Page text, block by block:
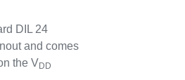
DIL 24
and comes
the VDD